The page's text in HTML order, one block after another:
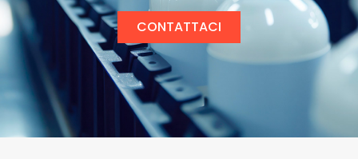
CONTATTACI